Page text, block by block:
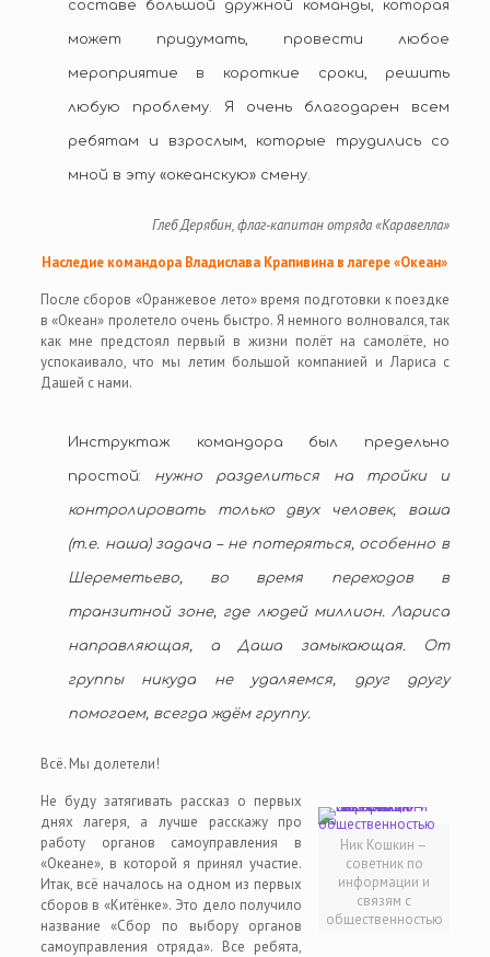
составе большой дружной команды, которая
может придумать, провести любое
мероприятие в короткие сроки, решить
любую проблему. Я очень благодарен всем
ребятам и взрослым, которые трудились со
мной в эту «океанскую» смену.
Глеб Дерябин, флаг-капитан отряда «Каравелла»
Наследие командора Владислава Крапивина в лагере «Океан»
После сборов «Оранжевое лето» время подготовки к поездке
в «Океан» пролетело очень быстро. Я немного волновался, так
как мне предстоял первый в жизни полёт на самолёте, но
успокаивало, что мы летим большой компанией и Лариса с
Дашей с нами.
Инструктаж командора был предельно
простой: нужно разделиться на тройки и
контролировать только двух человек, ваша
(т.е. наша) задача – не потеряться, особенно в
Шереметьево, во время переходов в
транзитной зоне, где людей миллион. Лариса
направляющая, а Даша замыкающая. От
группы никуда не удаляемся, друг другу
помогаем, всегда ждём группу.
Всё. Мы долетели!
Ник Кошкин –
советник по
информации и
связям с
общественностью
Не буду затягивать рассказ о первых
днях лагеря, а лучше расскажу про
работу органов самоуправления в
«Океане», в которой я принял участие.
Итак, всё началось на одном из первых
сборов в «Китёнке». Это дело получило
название «Сбор по выбору органов
самоуправления отряда». Все ребята,